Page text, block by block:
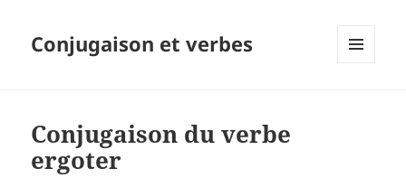
Conjugaison et verbes
Conjugaison du verbe
ergoter